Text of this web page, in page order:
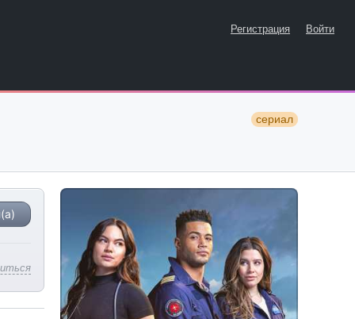
Регистрация Войти
сериал